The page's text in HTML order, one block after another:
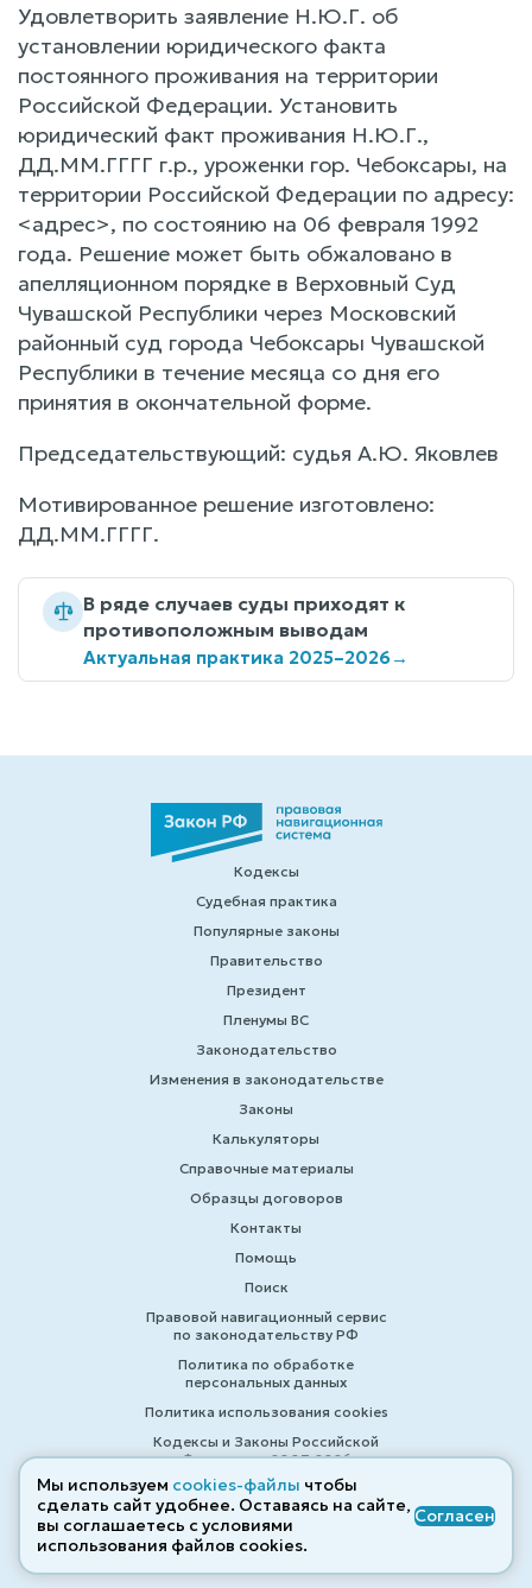
Удовлетворить заявление Н.Ю.Г. об
установлении юридического факта
постоянного проживания на территории
Российской Федерации. Установить
юридический факт проживания Н.Ю.Г.,
ДД.ММ.ГГГГ г.р., уроженки гор. Чебоксары, на
территории Российской Федерации по адресу:
<адрес>, по состоянию на 06 февраля 1992
года. Решение может быть обжаловано в
апелляционном порядке в Верховный Суд
Чувашской Республики через Московский
районный суд города Чебоксары Чувашской
Республики в течение месяца со дня его
принятия в окончательной форме.
Председательствующий: судья А.Ю. Яковлев
Мотивированное решение изготовлено:
ДД.ММ.ГГГГ.
В ряде случаев суды приходят к
противоположным выводам
Актуальная практика 2025–2026→
Кодексы
Судебная практика
Популярные законы
Правительство
Президент
Пленумы ВС
Законодательство
Изменения в законодательстве
Законы
Калькуляторы
Справочные материалы
Образцы договоров
Контакты
Помощь
Поиск
Правовой навигационный сервис
по законодательству РФ
Политика по обработке
персональных данных
Политика использования cookies
Кодексы и Законы Российской
Федерации 2007-2026
© ZAKONRF.INFO
Мы используем cookies-файлы чтобы
сделать сайт удобнее. Оставаясь на сайте,
вы соглашаетесь с условиями
использования файлов cооkies.
Согласен